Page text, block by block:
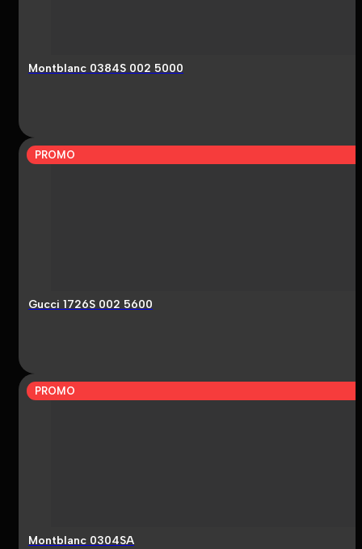
Montblanc 0384S 002 5000
PROMO
Gucci 1726S 002 5600
PROMO
Montblanc 0304SA